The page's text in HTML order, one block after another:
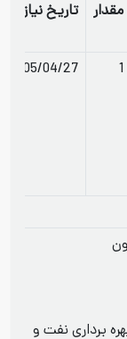
مقدار تاریخ نیاز
1
1405/04/27
برداری نفت و